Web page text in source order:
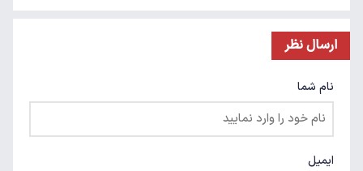
ارسال نظر
نام شما
ایمیل